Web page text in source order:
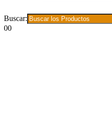
Buscar:
00